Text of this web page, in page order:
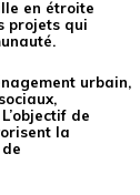
en étroite
projets qui
urbain,
de
la